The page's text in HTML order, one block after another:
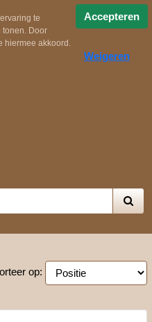
geleverd!
Gratis
Zelf samenstellen
op:
te
tonen. Door
hiermee akkoord.
Accepteren
Weigeren